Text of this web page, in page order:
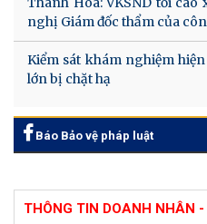
nghị Giám đốc thẩm của
Kiểm sát khám nghiệm
lớn bị chặt hạ
Báo Bảo vệ pháp luật
THÔNG TIN DOANH NHÂN -